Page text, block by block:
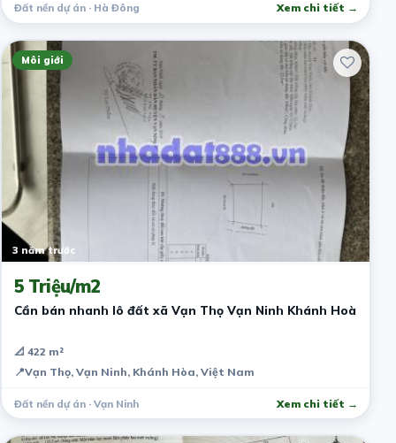
Đất nền dự án · Hà Đông Xem chi tiết →
Môi giới
3 năm trước
5 Triệu/m2
Cần bán nhanh lô đất xã Vạn Thọ Vạn Ninh Khánh Hoà
📐 422 m²
📍Vạn Thọ, Vạn Ninh, Khánh Hòa, Việt Nam
Đất nền dự án · Vạn Ninh Xem chi tiết →